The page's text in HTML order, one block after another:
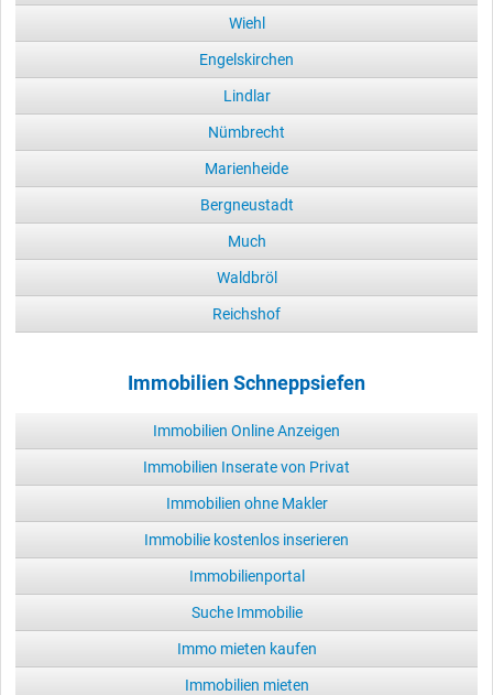
Wiehl
Engelskirchen
Lindlar
Nümbrecht
Marienheide
Bergneustadt
Much
Waldbröl
Reichshof
Immobilien Schneppsiefen
Immobilien Online Anzeigen
Immobilien Inserate von Privat
Immobilien ohne Makler
Immobilie kostenlos inserieren
Immobilienportal
Suche Immobilie
Immo mieten kaufen
Immobilien mieten